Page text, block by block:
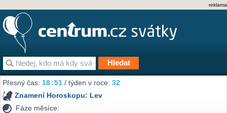
reklama
Přesný čas:18:51 / týden v roce:32
Znamení Horoskopu: Lev
Fáze měsíce: